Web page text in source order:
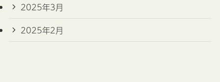
2025年3月
2025年2月